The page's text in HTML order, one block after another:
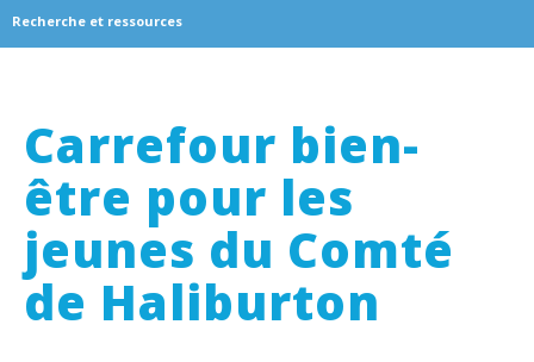
Recherche et ressources
Carrefour bien-
être pour les
jeunes du Comté
de Haliburton